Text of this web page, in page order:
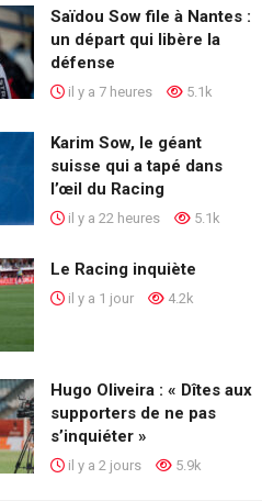
Saïdou Sow file à Nantes :
un départ qui libère la
défense
il y a 7 heures 5.1k
Karim Sow, le géant
suisse qui a tapé dans
l’œil du Racing
il y a 22 heures 5.1k
Le Racing inquiète
il y a 1 jour 4.2k
Hugo Oliveira : « Dîtes aux
supporters de ne pas
s’inquiéter »
il y a 2 jours 5.9k